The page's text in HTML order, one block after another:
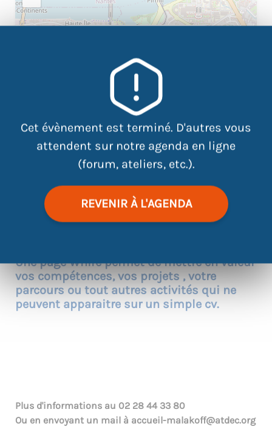
Cet évènement est terminé. D'autres vous
attendent sur notre agenda en ligne
(forum, ateliers, etc.).
REVENIR À L'AGENDA
Leaflet |© OpenStreetMap contributors
Une page Whire permet de mettre en valeur
vos compétences, vos projets , votre
parcours ou tout autres activités qui ne
peuvent apparaitre sur un simple cv.
Plus d'informations au 02 28 44 33 80
Ou en envoyant un mail à accueil-malakoff@atdec.org